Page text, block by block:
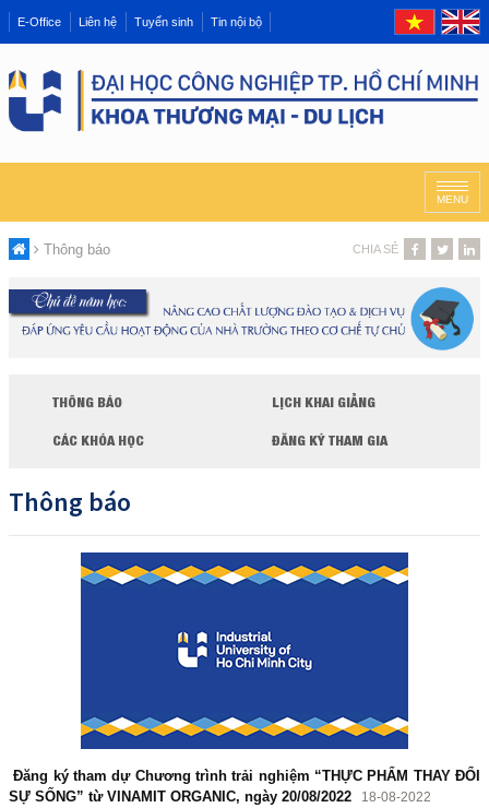
E-Office Liên hệ Tuyển sinh Tin nội bộ
MENU
Thông báo CHIA SẺ
THÔNG BÁO LỊCH KHAI GIẢNG
CÁC KHÓA HỌC ĐĂNG KÝ THAM GIA
Thông báo
Đăng ký tham dự Chương trình trải nghiệm “THỰC PHẨM THAY ĐỔI
SỰ SỐNG” từ VINAMIT ORGANIC, ngày 20/08/2022
18-08-2022